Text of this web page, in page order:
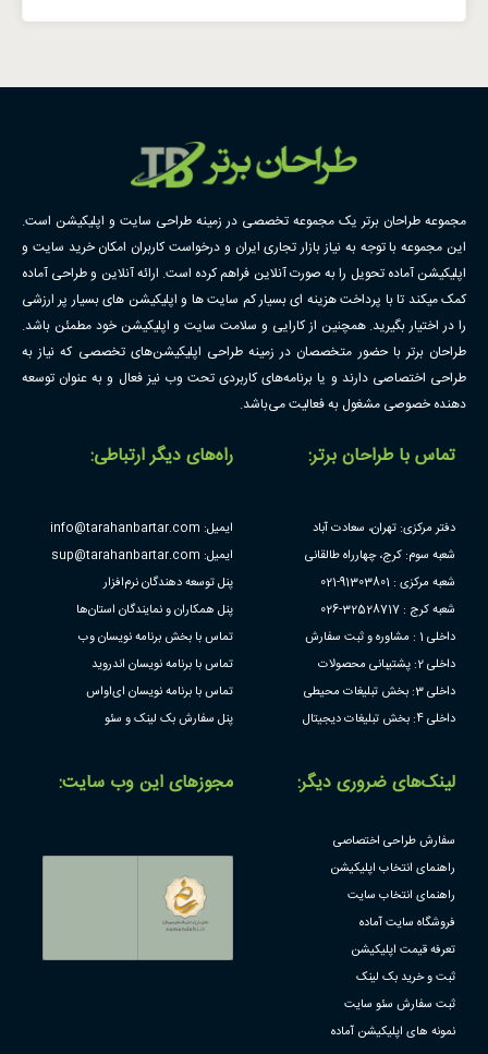
مجموعه طراحان برتر یک مجموعه تخصصی در زمینه طراحی سایت و اپلیکیشن است.
این مجموعه با توجه به نیاز بازار تجاری ایران و درخواست کاربران امکان خرید سایت و
اپلیکیشن آماده تحویل را به صورت آنلاین فراهم کرده است. ارائه آنلاین و طراحی آماده
کمک میکند تا با پرداخت هزینه ای بسیار کم سایت ها و اپلیکیشن های بسیار پر ارزشی
را در اختیار بگیرید. همچنین از کارایی و سلامت سایت و اپلیکیشن خود مطمئن باشد.
طراحان برتر با حضور متخصصان در زمینه طراحی اپلیکیشن‌های تخصصی که نیاز به
طراحی اختصاصی دارند و یا برنامه‌های کاربردی تحت وب نیز فعال و به عنوان توسعه
دهنده خصوصی مشغول به فعالیت می‌باشد.
تماس با طراحان برتر:
دفتر مرکزی: تهران، سعادت آباد
شعبه سوم: کرج، چهارراه طالقانی
شعبه مرکزی : 91303801-021
شعبه کرج : 32528717-026
داخلی 1 : مشاوره و ثبت سفارش
داخلی 2: پشتیبانی محصولات
داخلی 3: بخش تبلیغات محیطی
داخلی 4: بخش تبلیغات دیجیتال
راه‌های دیگر ارتباطی:
ایمیل: info@tarahanbartar.com
ایمیل: sup@tarahanbartar.com
پنل توسعه دهندگان نرم‌افزار
پنل همکاران و نمایندگان استان‌ها
تماس با بخش برنامه نویسان وب
تماس با برنامه نویسان اندروید
تماس با برنامه نویسان ای‌او‌اس
پنل سفارش بک لینک و سئو
لینک‌های ضروری دیگر:
سفارش طراحی اختصاصی
راهنمای انتخاب اپلیکیشن
راهنمای انتخاب سایت
فروشگاه سایت آماده
تعرفه قیمت اپلیکیشن
ثبت و خرید بک لینک
ثبت سفارش سئو سایت
نمونه های اپلیکیشن آماده
مجوز‌های این وب سایت: